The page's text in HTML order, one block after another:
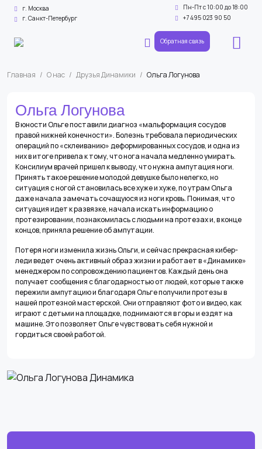
г. Москва
г. Санкт-Петербург
Пн-Пт с 10:00 до 18:00
+7 495 023 90 50
Обратная связь
Главная / О нас / Друзья Динамики / Ольга Логунова
Ольга Логунова
В юности Ольге поставили диагноз «мальформация сосудов
правой нижней конечности». Болезнь требовала периодических
операций по «склеиванию» деформированных сосудов, и одна из
них в итоге привела к тому, что нога начала медленно умирать.
Консилиум врачей пришел к выводу, что нужна ампутация ноги.
Принять такое решение молодой девушке было нелегко, но
ситуация с ногой становилась все хуже и хуже, по утрам Ольга
даже начала замечать сочащуюся из ноги кровь. Понимая, что
ситуация идет к развязке, начала искать информацию о
протезировании, познакомилась с людьми на протезах и, в конце
концов, приняла решение об ампутации.
Потеря ноги изменила жизнь Ольги, и сейчас прекрасная кибер-
леди ведет очень активный образ жизни и работает в «Динамике»
менеджером по сопровождению пациентов. Каждый день она
получает сообщения с благодарностью от людей, которые также
пережили ампутацию и благодаря Ольге получили протезы в
нашей протезной мастерской. Они отправляют фото и видео, как
играют с детьми на площадке, поднимаются в горы и ездят на
машине. Это позволяет Ольге чувствовать себя нужной и
гордиться своей работой.